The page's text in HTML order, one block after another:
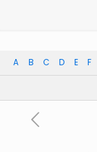
A B C D E F